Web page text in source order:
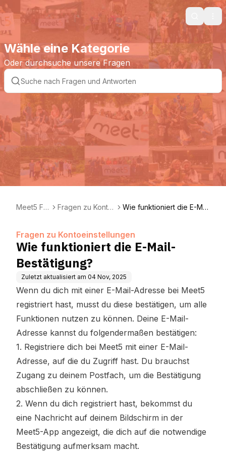
Search
Wähle eine Kategorie
Oder durchsuche unsere Fragen
Meet5 FA
Fragen zu Konto
Wie funktioniert die E-Mai
Fragen zu Kontoeinstellungen
Wie funktioniert die E-Mail-
Bestätigung?
Zuletzt aktualisiert am 04 Nov, 2025
Wenn du dich mit einer E-Mail-Adresse bei Meet5
registriert hast, musst du diese bestätigen, um alle
Funktionen nutzen zu können. Deine E-Mail-
Adresse kannst du folgendermaßen bestätigen:
1. Registriere dich bei Meet5 mit einer E-Mail-
Adresse, auf die du Zugriff hast. Du brauchst
Zugang zu deinem Postfach, um die Bestätigung
abschließen zu können.
2. Wenn du dich registriert hast, bekommst du
eine Nachricht auf deinem Bildschirm in der
Meet5-App angezeigt, die dich auf die notwendige
Bestätigung aufmerksam macht.